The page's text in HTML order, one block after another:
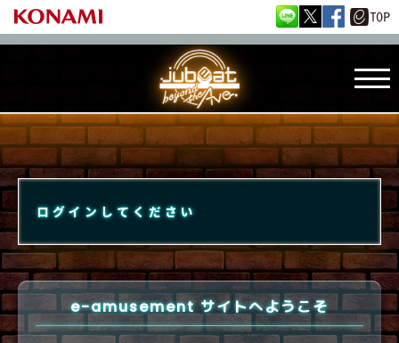
ログインしてください
e-amusement サイトへようこそ